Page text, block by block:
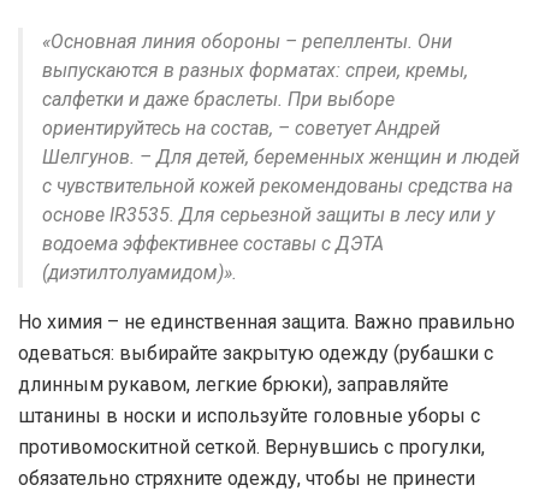
«Основная линия обороны – репелленты. Они
выпускаются в разных форматах: спреи, кремы,
салфетки и даже браслеты. При выборе
ориентируйтесь на состав, – советует Андрей
Шелгунов. – Для детей, беременных женщин и людей
с чувствительной кожей рекомендованы средства на
основе IR3535. Для серьезной защиты в лесу или у
водоема эффективнее составы с ДЭТА
(диэтилтолуамидом)».
Но химия – не единственная защита. Важно правильно
одеваться: выбирайте закрытую одежду (рубашки с
длинным рукавом, легкие брюки), заправляйте
штанины в носки и используйте головные уборы с
противомоскитной сеткой. Вернувшись с прогулки,
обязательно стряхните одежду, чтобы не принести